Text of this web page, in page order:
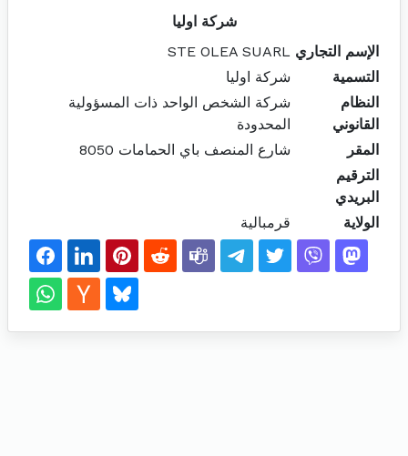
شركة اوليا
الإسم التجاري STE OLEA SUARL
التسمية
شركة اوليا
النظام
القانوني
شركة الشخص الواحد ذات المسؤولية
المحدودة
المقر
شارع المنصف باي الحمامات 8050
الترقيم
البريدي
الولاية
قرمبالية